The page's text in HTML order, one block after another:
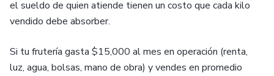
el sueldo de quien atiende tienen un costo que cada kilo
vendido debe absorber.
Si tu frutería gasta $15,000 al mes en operación (renta,
luz, agua, bolsas, mano de obra) y vendes en promedio